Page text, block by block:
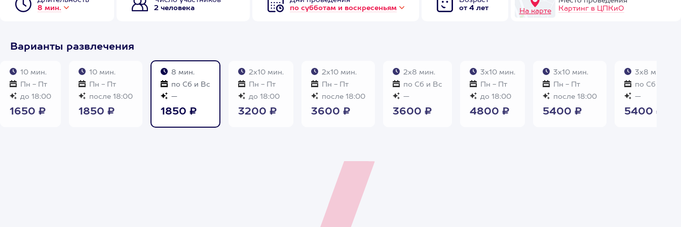
8 мин.
2 человека
по субботам и воскресеньям
от 4 лет
На карте
Картинг в ЦПКиО
Варианты развлечения
10 мин.
Пн - Пт
до 18:00
1650 ₽
10 мин.
Пн - Пт
после 18:00
1850 ₽
8 мин.
по Сб и Вс
—
1850 ₽
2х10 мин.
Пн - Пт
до 18:00
3200 ₽
2х10 мин.
Пн - Пт
после 18:00
3600 ₽
2х8 мин.
по Сб и Вс
—
3600 ₽
3х10 мин.
Пн - Пт
до 18:00
4800 ₽
3х10 мин.
Пн - Пт
после 18:00
5400 ₽
3х8 мин.
по Сб и Вс
—
5400 ₽